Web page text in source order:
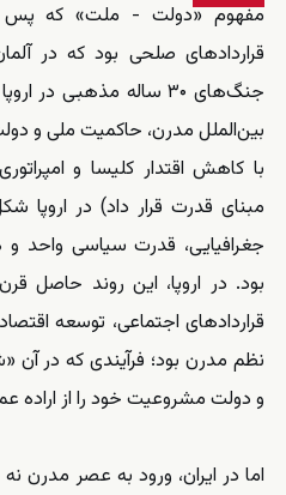
مفهوم «دولت - ملت» که پس
جنگ‌های ۳۰ ساله مذهبی
بین‌الملل مدرن، حاکمیت ملی و
با کاهش اقتدار کلیسا و
مبنای قدرت قرار داد) در اروپا
جغرافیایی، قدرت سیاسی واحد
بود. در اروپا، این روند حاصل
قراردادهای اجتماعی، توسعه
نظم مدرن بود؛ فرآیندی که در
و دولت مشروعیت خود را از اراده
اما در ایران، ورود به عصر مدرن